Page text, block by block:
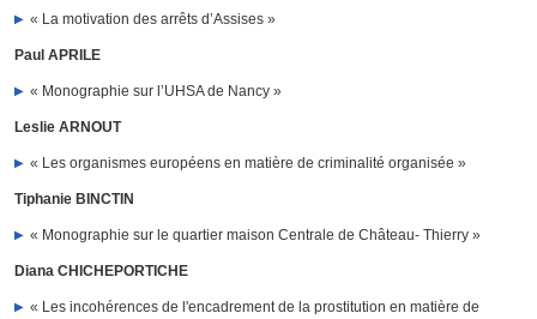
« La motivation des arrêts d’Assises »
Paul APRILE
« Monographie sur l’UHSA de Nancy »
Leslie ARNOUT
« Les organismes européens en matière de criminalité organisée »
Tiphanie BINCTIN
« Monographie sur le quartier maison Centrale de Château- Thierry »
Diana CHICHEPORTICHE
« Les incohérences de l'encadrement de la prostitution en matière de